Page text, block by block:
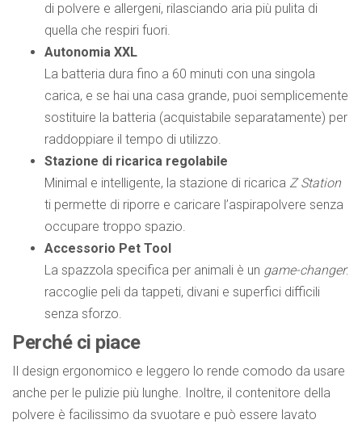
di polvere e allergeni, rilasciando aria più pulita di
quella che respiri fuori.
Autonomia XXL
La batteria dura fino a 60 minuti con una singola
carica, e se hai una casa grande, puoi semplicemente
sostituire la batteria (acquistabile separatamente) per
raddoppiare il tempo di utilizzo.
Stazione di ricarica regolabile
Minimal e intelligente, la stazione di ricarica Z Station
ti permette di riporre e caricare l’aspirapolvere senza
occupare troppo spazio.
Accessorio Pet Tool
La spazzola specifica per animali è un game-changer:
raccoglie peli da tappeti, divani e superfici difficili
senza sforzo.
Perché ci piace
Il design ergonomico e leggero lo rende comodo da usare
anche per le pulizie più lunghe. Inoltre, il contenitore della
polvere è facilissimo da svuotare e può essere lavato